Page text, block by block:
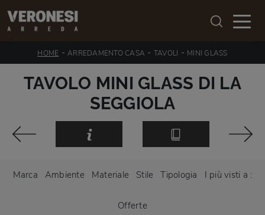
HOME -ARREDAMENTO CASA - TAVOLI - MINI GLASS
TAVOLO MINI GLASS DI LA
SEGGIOLA
Marca Ambiente Materiale Stile Tipologia I più visti a :
Offerte